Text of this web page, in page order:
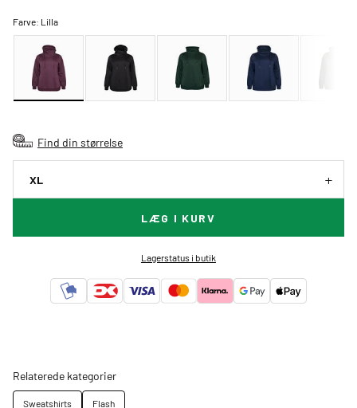
Farve: Lilla
Find din størrelse
XL
LÆG I KURV
Lagerstatus i butik
Relaterede kategorier
Sweatshirts Flash